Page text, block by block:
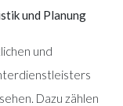
und Planung
und
Dazu zählen